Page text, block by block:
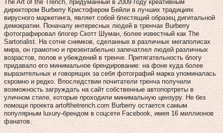
The Art of the Trench, придуманный в 2009 году креативным
директором Burberry Кристофером Бейли в лучших традициях
вирусного маркетинга, являет собой блестящий образец дигитальной
демократии. Поначалу интересных людей в тренчах Burberry
фотографировал блогер Скотт Шуман, более известный как The
Sartorialist. На сотне снимков, сделанных в различных мегаполисах
мира, он грамотно и презентабельно запечатлел людей различных
возрастов, полов и убеждений в тренче. Притягательность блогу
придавало его минимальное брендирование: на фоне куда более
выразительных и говорящих за себя фотографий марка упоминалась
скромно и редко. Впоследствии почитатели тренча получили
возможность загруждать на сайт собственные автопортреты в
уличном стиле, которые проходили минимальную цензуру. Не без
помощи проекта artofthetrench.com Burberry остается самым
популярным luxury-брендом в соцсети Facebook, имея 16 миллионов
фанатов.